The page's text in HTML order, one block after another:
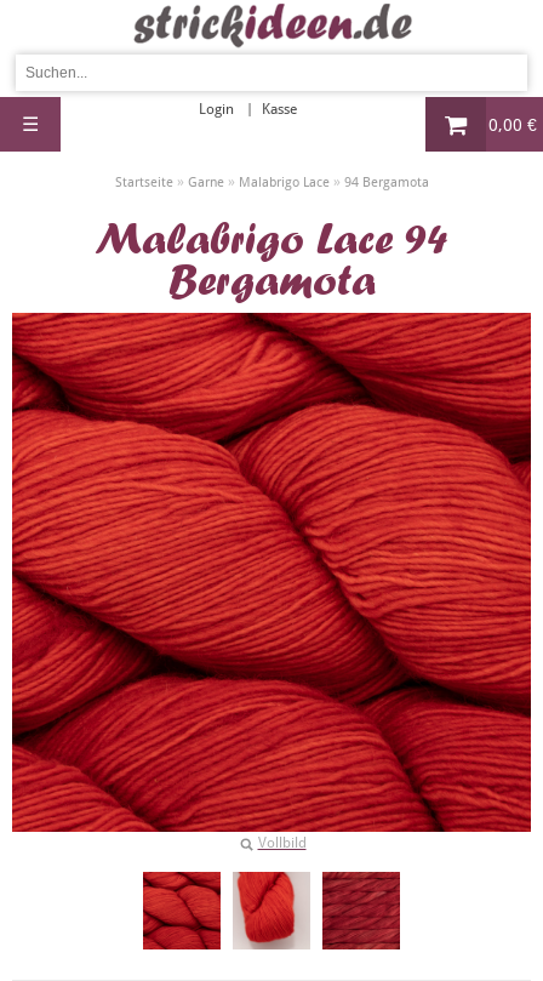
0,00 €
Login Kasse
☰
Startseite» Garne» Malabrigo Lace» 94 Bergamota
Malabrigo Lace 94
Bergamota
Vollbild